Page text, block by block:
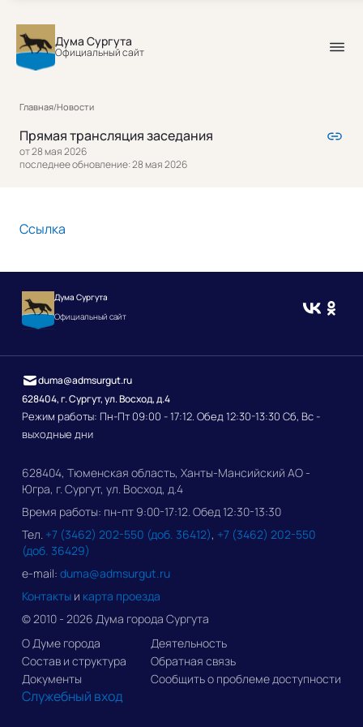
Дума Сургута
Официальный сайт
Главная/Новости
Прямая трансляция заседания
от 28 мая 2026
последнее обновление: 28 мая 2026
Ссылка
Дума Сургута
Официальный сайт
628404, г. Сургут, ул. Восход, д.4
Режим работы: Пн-Пт 09:00 - 17:12. Обед 12:30-13:30 Сб, Вс -
выходные дни
duma@admsurgut.ru
628404, Тюменская область, Ханты-Мансийский АО -
Югра, г. Сургут, ул. Восход, д.4
Время работы: пн-пт 9:00-17:12. Обед 12:30-13:30
Тел. +7 (3462) 202-550 (доб. 36412), +7 (3462) 202-550
(доб. 36429)
e-mail: duma@admsurgut.ru
Контакты и карта проезда
© 2010 - 2026 Дума города Сургута
О Думе города
Состав и структура
Документы
Деятельность
Обратная связь
Сообщить о проблеме доступности
Служебный вход